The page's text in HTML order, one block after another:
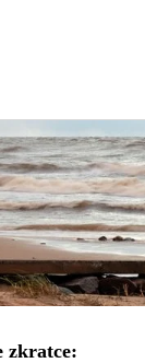
zkratce: